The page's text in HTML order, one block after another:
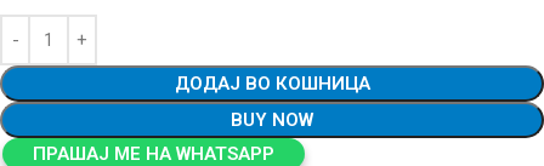
ДОДАЈ ВО КОШНИЦА
BUY NOW
ПРАШАЈ МЕ НА WHATSAPP